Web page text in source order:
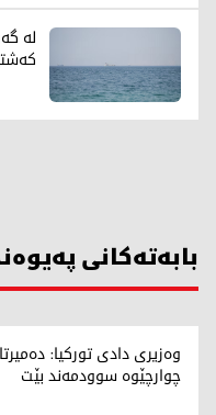
لە
بابەتەکانی
وەزیری دادی تورکیا:
چوارچێوە سوودمەند بێت